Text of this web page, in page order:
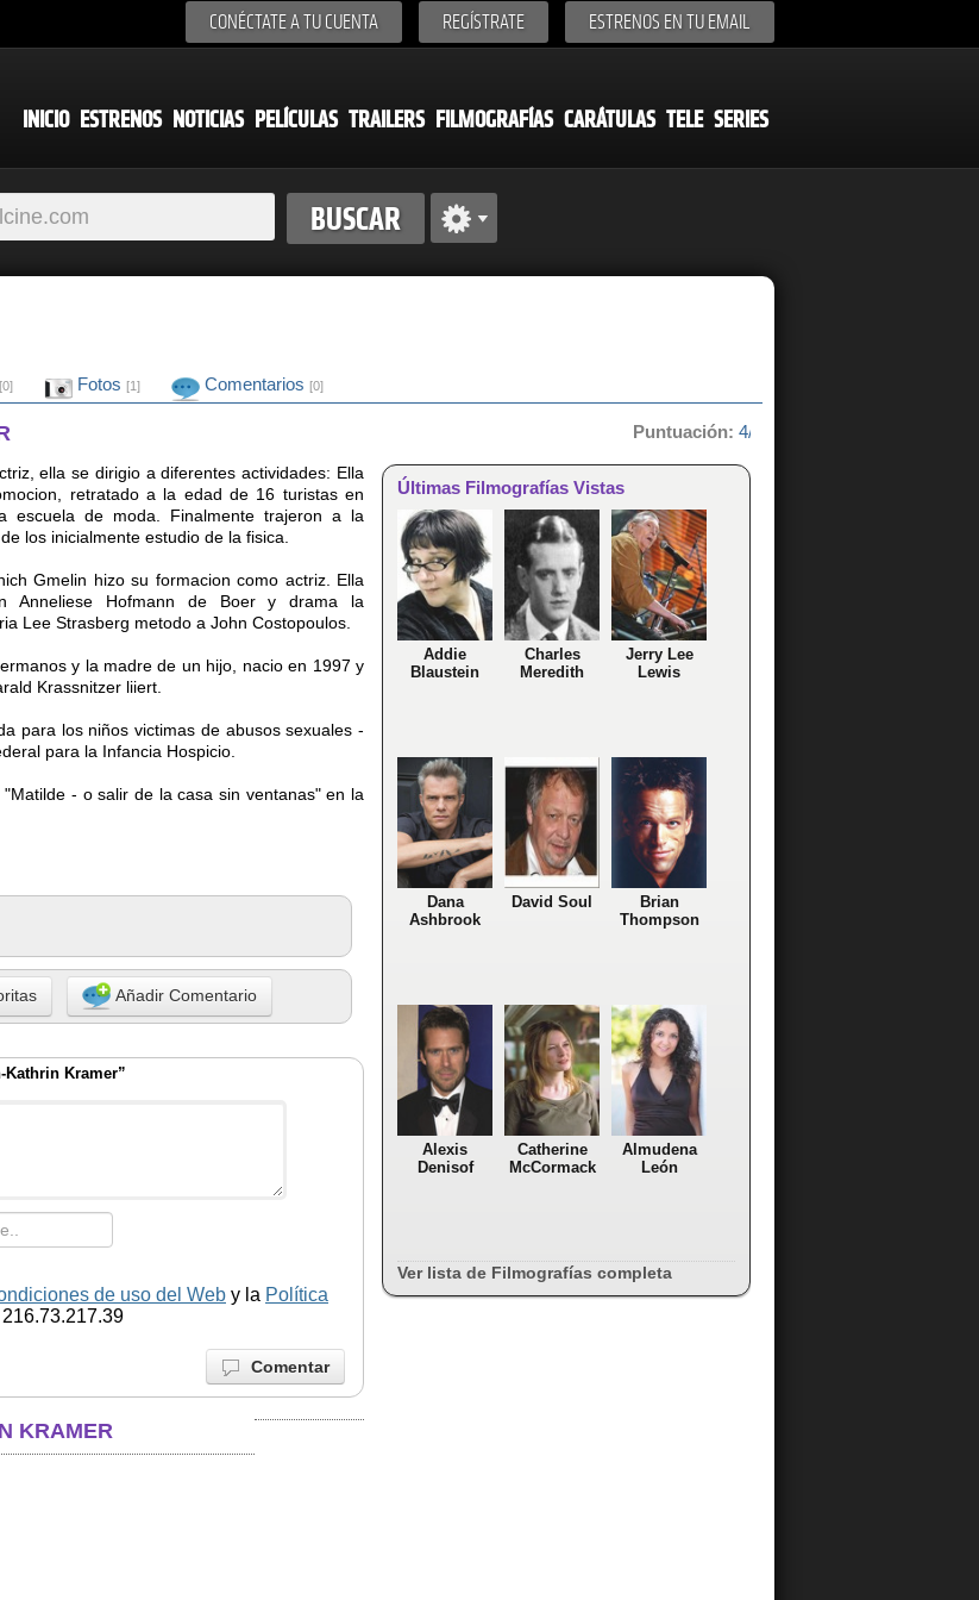
CONÉCTATE A TU CUENTA REGÍSTRATE ESTRENOS EN TU EMAIL
INICIO ESTRENOS NOTICIAS PELÍCULAS TRAILERS FILMOGRAFÍAS CARÁTULAS TELE SERIES
[0] Fotos [1] Comentarios [0]
ella se dirigio a diferentes actividades: Ella
retratado a la edad de 16 turistas en
escuela de moda. Finalmente trajeron a la
los inicialmente estudio de la fisica.
Gmelin hizo su formacion como actriz. Ella
Anneliese Hofmann de Boer y drama la
Lee Strasberg metodo a John Costopoulos.
y la madre de un hijo, nacio en 1997 y
Krassnitzer liiert.
para los niños victimas de abusos sexuales -
para la Infancia Hospicio.
- o salir de la casa sin ventanas" en la
Añadir Comentario
Kathrin Kramer”
de uso del Web y la Política
Comentar
KRAMER
Puntuación: 4/10 de 1 votos
Últimas Filmografías Vistas
Addie
Blaustein
Charles
Meredith
Jerry Lee
Lewis
Dana
Ashbrook
David Soul
Brian
Thompson
Alexis
Denisof
Catherine
McCormack
Almudena
León
Ver lista de Filmografías completa